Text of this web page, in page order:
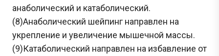
анаболический и катаболический.
(8)Анаболический шейпинг направлен на
укрепление и увеличение мышечной массы.
(9)Катаболический направлен на избавление от